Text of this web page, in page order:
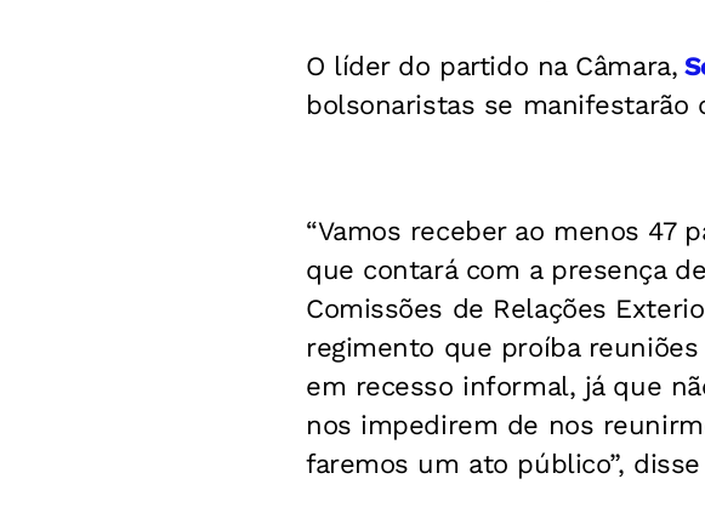
O líder do partido na Câmara,
bolsonaristas se manifestarão
“Vamos receber ao menos 47
que contará com a presença
Comissões de Relações
regimento que proíba
em recesso informal, já que
nos impedirem de nos
faremos um ato público”,